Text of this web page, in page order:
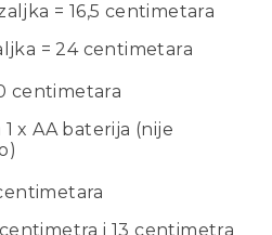
= 16,5 centimetara
= 24 centimetara
centimetara
x AA baterija (nije
centimetra i 13 centimetra